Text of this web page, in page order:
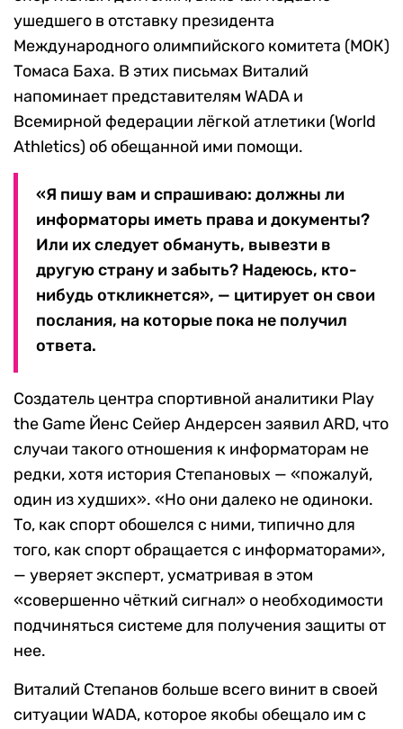
ушедшего в отставку президента
Международного олимпийского комитета (МОК)
Томаса Баха. В этих письмах Виталий
напоминает представителям WADA и
Всемирной федерации лёгкой атлетики (World
Athletics) об обещанной ими помощи.
«Я пишу вам и спрашиваю: должны ли
информаторы иметь права и документы?
Или их следует обмануть, вывезти в
другую страну и забыть? Надеюсь, кто-
нибудь откликнется», — цитирует он свои
послания, на которые пока не получил
ответа.
Создатель центра спортивной аналитики Play
the Game Йенс Сейер Андерсен заявил ARD, что
случаи такого отношения к информаторам не
редки, хотя история Степановых — «пожалуй,
один из худших». «Но они далеко не одиноки.
То, как спорт обошелся с ними, типично для
того, как спорт обращается с информаторами»,
— уверяет эксперт, усматривая в этом
«совершенно чёткий сигнал» о необходимости
подчиняться системе для получения защиты от
нее.
Виталий Степанов больше всего винит в своей
ситуации WADA, которое якобы обещало им с